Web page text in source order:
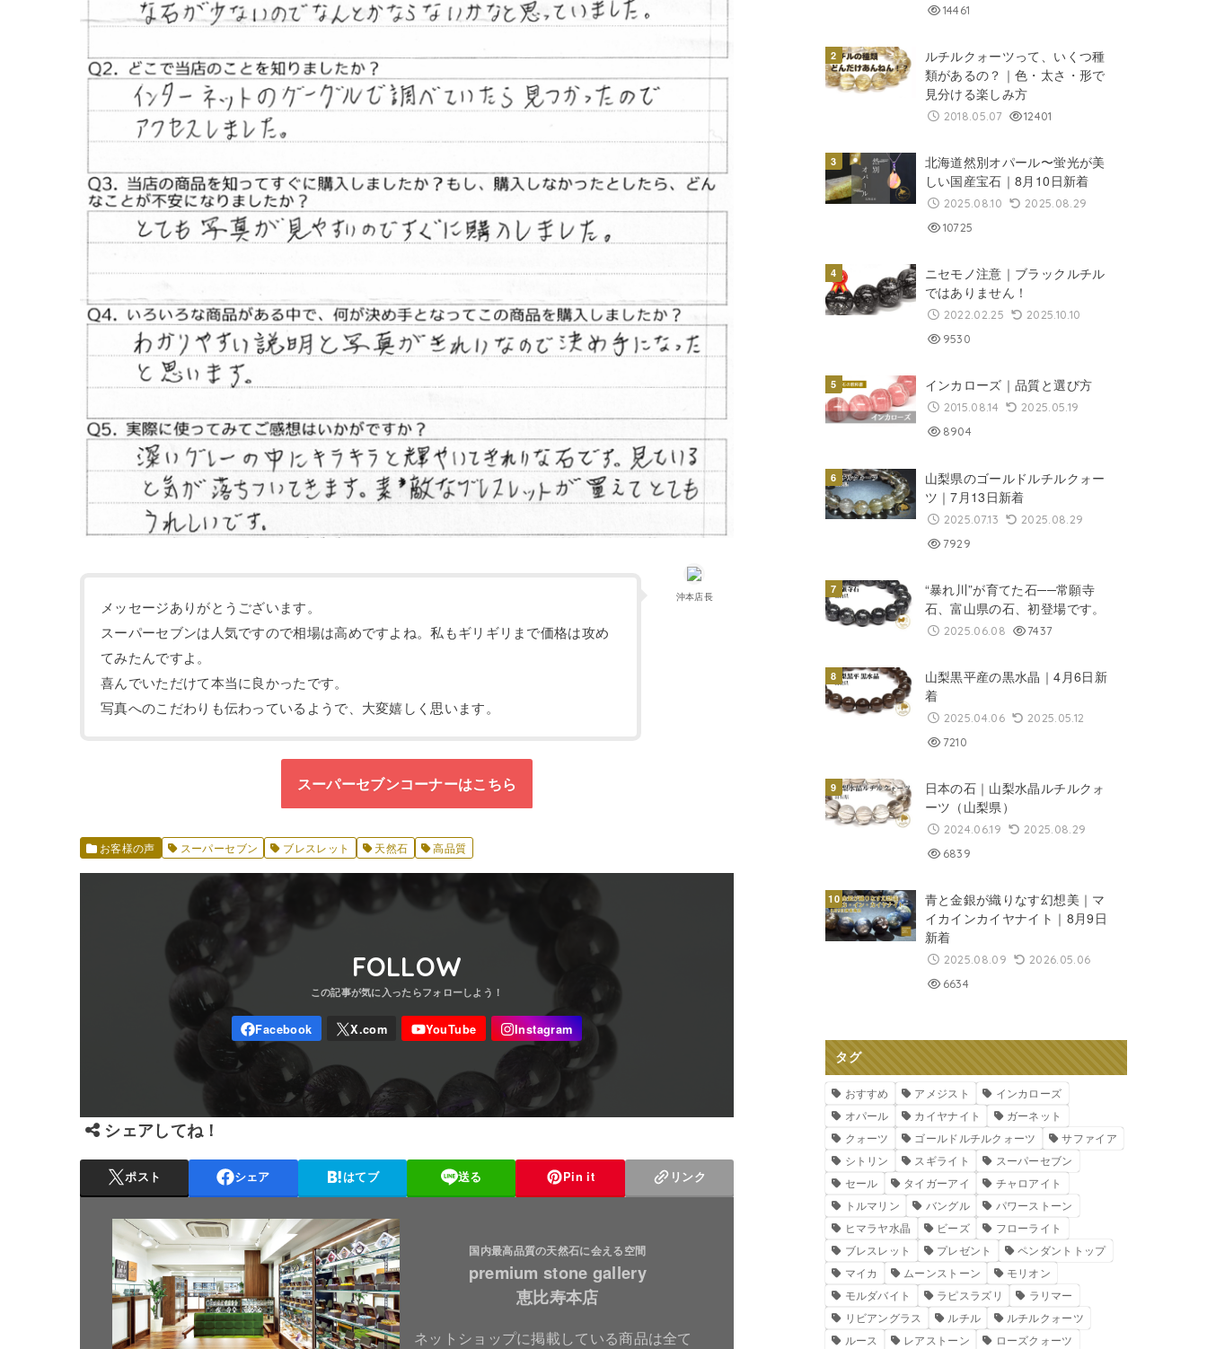
沖本店長
メッセージありがとうございます。
スーパーセブンは人気ですので相場は高めですよね。私もギリギリまで価格は攻め
てみたんですよ。
喜んでいただけて本当に良かったです。
写真へのこだわりも伝わっているようで、大変嬉しく思います。
スーパーセブンコーナーはこちら
お客様の声 スーパーセブン ブレスレット 天然石 高品質
FOLLOW
シェアしてね！
ポスト シェア はてブ 送る Pin it リンク
国内最高品質の天然石に会える空間
premium stone gallery
恵比寿本店
ネットショップに掲載している商品は全て
14461
ルチルクォーツって、いくつ種
類があるの？｜色・太さ・形で
見分ける楽しみ方
2018.05.07 12401
北海道然別オパール〜蛍光が美
しい国産宝石｜8月10日新着
2025.08.10
2025.08.29
10725
ニセモノ注意｜ブラックルチル
ではありません！
2022.02.25
2025.10.10
9530
インカローズ｜品質と選び方
2015.08.14
2025.05.19
8904
山梨県のゴールドルチルクォー
ツ｜7月13日新着
2025.07.13
2025.08.29
7929
“暴れ川”が育てた石──常願寺
石、富山県の石、初登場です。
2025.06.08 7437
山梨黒平産の黒水晶｜4月6日新
着
2025.04.06
2025.05.12
7210
日本の石｜山梨水晶ルチルクォ
ーツ（山梨県）
2024.06.19
2025.08.29
6839
青と金銀が織りなす幻想美｜マ
イカインカイヤナイト｜8月9日
新着
2025.08.09
2026.05.06
6634
タグ
おすすめ アメジスト
インカローズ
オパール
カイヤナイト
ガーネット
クォーツ
ゴールドルチルクォーツ
サファイア
シトリン
スギライト
スーパーセブン
セール
タイガーアイ
チャロアイト
トルマリン
バングル
パワーストーン
ヒマラヤ水晶
ビーズ
フローライト
ブレスレット
プレゼント
ペンダントトップ
マイカ
ムーンストーン
モリオン
モルダバイト
ラピスラズリ
ラリマー
リビアングラス
ルチル
ルチルクォーツ
ルース
レアストーン ローズクォーツ